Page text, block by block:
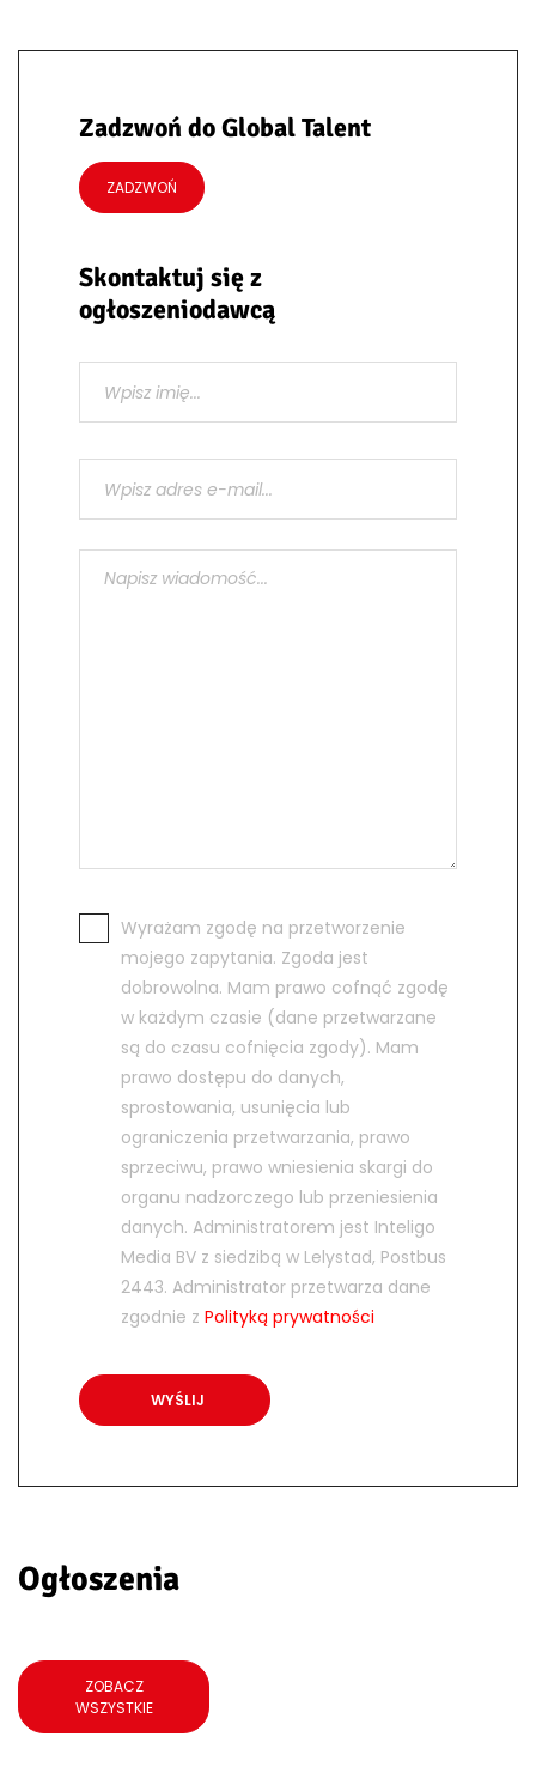
Zadzwoń do Global Talent
ZADZWOŃ
Skontaktuj się z
ogłoszeniodawcą
Wyrażam zgodę na przetworzenie
mojego zapytania. Zgoda jest
dobrowolna. Mam prawo cofnąć zgodę
w każdym czasie (dane przetwarzane
są do czasu cofnięcia zgody). Mam
prawo dostępu do danych,
sprostowania, usunięcia lub
ograniczenia przetwarzania, prawo
sprzeciwu, prawo wniesienia skargi do
organu nadzorczego lub przeniesienia
danych. Administratorem jest Inteligo
Media BV z siedzibą w Lelystad, Postbus
2443. Administrator przetwarza dane
zgodnie z Polityką prywatności
Ogłoszenia
ZOBACZ
WSZYSTKIE